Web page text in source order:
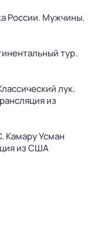
России. Мужчины.
тур.
лук.
из
Камару Усман
из США